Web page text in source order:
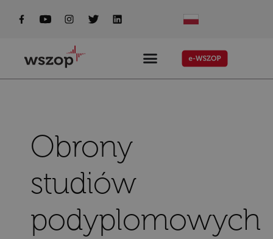
treści
Obrony
studiów
podyplomowych